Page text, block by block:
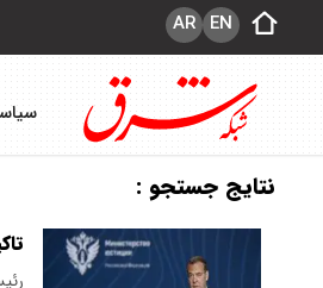
EN
AR
نتایج جستجو :